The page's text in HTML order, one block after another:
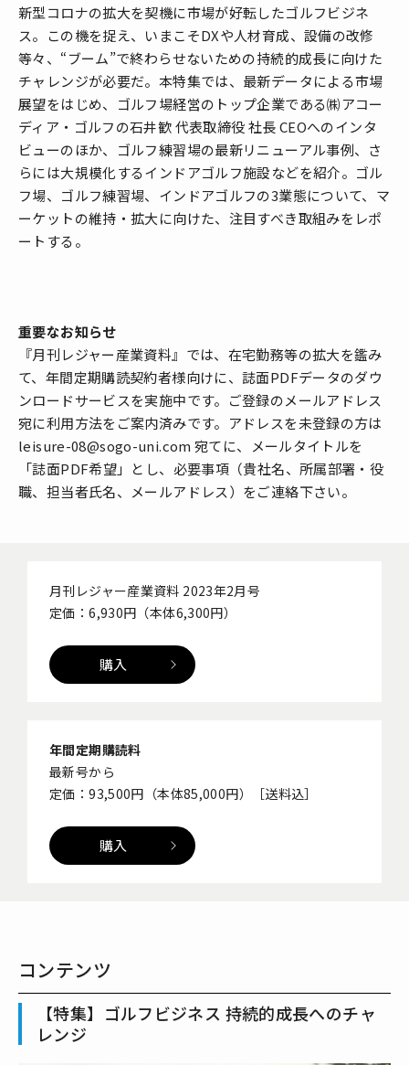
新型コロナの拡大を契機に市場が好転したゴルフビジネ
ス。この機を捉え、いまこそDXや人材育成、設備の改修
等々、“ブーム”で終わらせないための持続的成長に向けた
チャレンジが必要だ。本特集では、最新データによる市場
展望をはじめ、ゴルフ場経営のトップ企業である㈱アコー
ディア・ゴルフの石井歓 代表取締役 社長 CEOへのインタ
ビューのほか、ゴルフ練習場の最新リニューアル事例、さ
らには大規模化するインドアゴルフ施設などを紹介。ゴル
フ場、ゴルフ練習場、インドアゴルフの3業態について、マ
ーケットの維持・拡大に向けた、注目すべき取組みをレポ
ートする。
重要なお知らせ
『月刊レジャー産業資料』では、在宅勤務等の拡大を鑑み
て、年間定期購読契約者様向けに、誌面PDFデータのダウ
ンロードサービスを実施中です。ご登録のメールアドレス
宛に利用方法をご案内済みです。アドレスを未登録の方は
leisure-08@sogo-uni.com 宛てに、メールタイトルを
「誌面PDF希望」とし、必要事項（貴社名、所属部署・役
職、担当者氏名、メールアドレス）をご連絡下さい。
月刊レジャー産業資料 2023年2月号
定価：6,930円（本体6,300円）
購入
年間定期購読料
最新号から
定価：93,500円（本体85,000円）［送料込］
購入
コンテンツ
【特集】ゴルフビジネス 持続的成長へのチャ
レンジ